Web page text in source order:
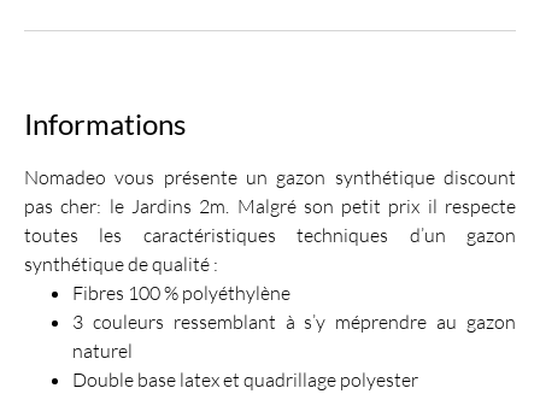
Informations
Nomadeo vous présente un gazon synthétique discount
pas cher: le Jardins 2m. Malgré son petit prix il respecte
toutes les caractéristiques techniques d’un gazon
synthétique de qualité :
Fibres 100 % polyéthylène
3 couleurs ressemblant à s’y méprendre au gazon
naturel
Double base latex et quadrillage polyester